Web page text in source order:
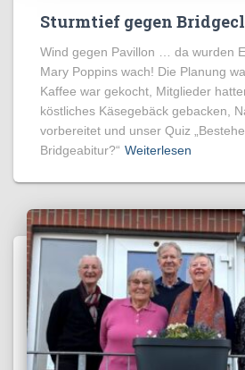
Sturmtief gegen
Wind gegen Pavillon … da wurden
Mary Poppins wach! Die Planung
Kaffee war gekocht, Mitglieder
köstliches Käsegebäck gebacken,
vorbereitet und unser Quiz
Bridgeabitur?“ Weiterlesen